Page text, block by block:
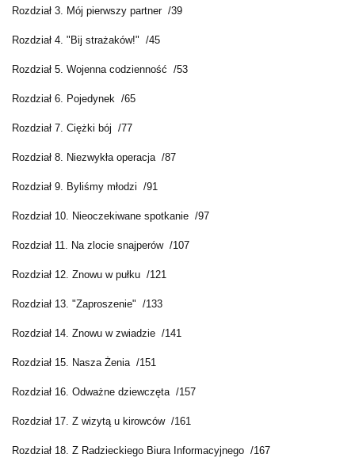
Rozdział 3. Mój pierwszy partner /39
Rozdział 4. "Bij strażaków!" /45
Rozdział 5. Wojenna codzienność /53
Rozdział 6. Pojedynek /65
Rozdział 7. Ciężki bój /77
Rozdział 8. Niezwykła operacja /87
Rozdział 9. Byliśmy młodzi /91
Rozdział 10. Nieoczekiwane spotkanie /97
Rozdział 11. Na zlocie snajperów /107
Rozdział 12. Znowu w pułku /121
Rozdział 13. "Zaproszenie" /133
Rozdział 14. Znowu w zwiadzie /141
Rozdział 15. Nasza Żenia /151
Rozdział 16. Odważne dziewczęta /157
Rozdział 17. Z wizytą u kirowców /161
Rozdział 18. Z Radzieckiego Biura Informacyjnego /167